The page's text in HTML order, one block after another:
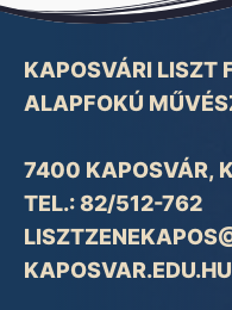
KAPOSVÁRI LISZT
ALAPFOKÚ
7400 KAPOSVÁR,
TEL.: 82/512-762
KAPOSVAR.EDU.HU